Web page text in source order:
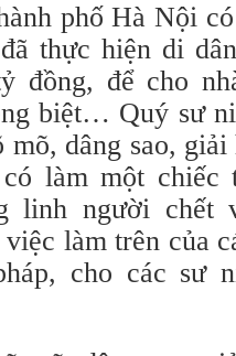
phố Hà Nội
thực hiện di
đồng, để cho
biệt… Quý sư
mõ, dâng sao,
làm một chiếc
linh người chết
làm trên của
cho các sư